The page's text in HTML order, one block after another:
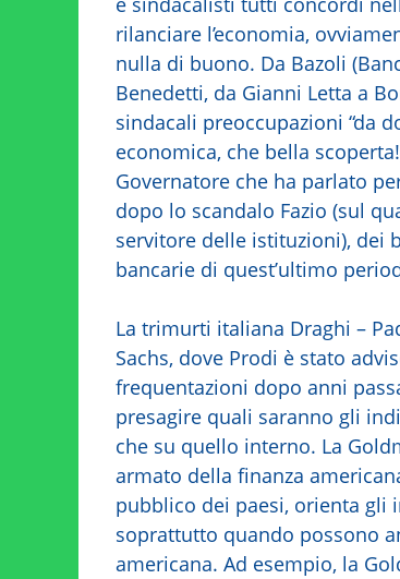
rilanciare l’economia,
nulla di buono. Da Bazoli
Benedetti, da Gianni Letta a
sindacali preoccupazioni “da
economica, che bella
Governatore che ha parlato
dopo lo scandalo Fazio (sul
servitore delle istituzioni), dei
bancarie di quest’ultimo
La trimurti italiana Draghi –
Sachs, dove Prodi è stato
frequentazioni dopo anni
presagire quali saranno gli
che su quello interno. La
armato della finanza
pubblico dei paesi, orienta gli
soprattutto quando possono
americana. Ad esempio, la